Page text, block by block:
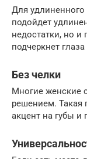
Для удлиненного
подойдет
недостатки, но и
подчеркнет
Без челки
Многие женские
решением. Такая
акцент на губы и